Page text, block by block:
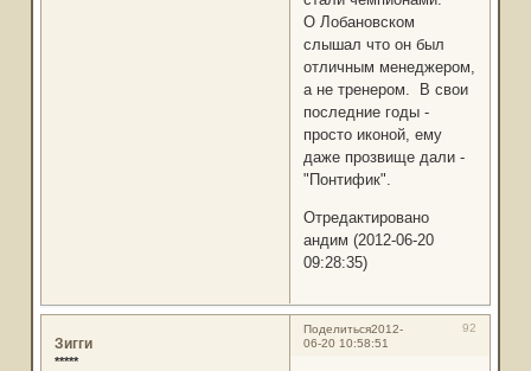
О Лобановском
слышал что он был
отличным менеджером,
а не тренером. В свои
последние годы -
просто иконой, ему
даже прозвище дали -
"Понтифик".
Отредактировано
андим (2012-06-20
09:28:35)
Поделиться 92
2012-
06-20 10:58:51
Зигги
*****